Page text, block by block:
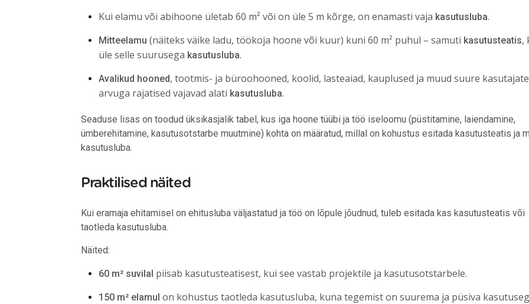
Kui elamu või abihoone ületab 60 m² või on üle 5 m kõrge, on enamasti vaja kasutusluba.
Mitteelamu (näiteks väike ladu, töökoja hoone või kuur) kuni 60 m² puhul – samuti kasutusteatis,
üle selle suurusega kasutusluba.
Avalikud hooned, tootmis- ja büroohooned, koolid, lasteaiad, kauplused ja muud suure kasutajate
arvuga rajatised vajavad alati kasutusluba.
Seaduse lisas on toodud üksikasjalik tabel, kus iga hoone tüübi ja töö iseloomu (püstitamine, laiendamine,
ümberehitamine, kasutusotstarbe muutmine) kohta on määratud, millal on kohustus esitada kasutusteatis ja
kasutusluba.
Praktilised näited
Kui eramaja ehitamisel on ehitusluba väljastatud ja töö on lõpule jõudnud, tuleb esitada kas kasutusteatis või
taotleda kasutusluba.
Näited:
60 m² suvilal piisab kasutusteatisest, kui see vastab projektile ja kasutusotstarbele.
150 m² elamul on kohustus taotleda kasutusluba, kuna tegemist on suurema ja püsiva